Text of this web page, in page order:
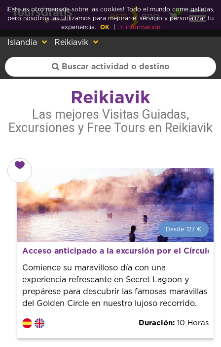
esp eng
0
Islandia Reikiavik
Reikiavik
Las mejores Visitas Guiadas,
Excursiones y Free Tours en Reikiavik
Desde 127 €
Desde 127 € por persona.
¡Reserva con nosotros! Colaboramos con los mejores
guías de la ciudad para tener el mejor precio y servicio.
Acceso anticipado a la excursión por el Círculo
Comience su maravilloso día con una
experiencia refrescante en Secret Lagoon y
prepárese para descubrir las famosas maravillas
del Golden Circle en nuestro lujoso recorrido.
Duración: 10 Horas
¡Este es otro mensaje sobre las cookies! Todo el mundo come galletas,
pero nosotros las utilizamos para mejorar el servicio y personalizar tu
experiencia.
OK + información